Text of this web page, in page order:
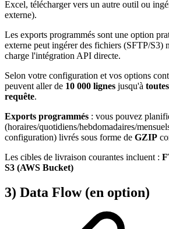
Excel, télécharger vers un autre outil ou
externe).
Les exports programmés sont une option
externe peut ingérer des fichiers (SFTP/S3)
charge l'intégration API directe.
Selon votre configuration et vos options
peuvent aller de 10 000 lignes jusqu'à
requête.
Exports programmés : vous pouvez
(horaires/quotidiens/hebdomadaires/
configuration) livrés sous forme de GZIP
Les cibles de livraison courantes incluent :
S3 (AWS Bucket)
3) Data Flow (en option)